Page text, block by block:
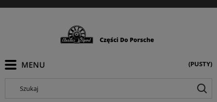
(PUSTY)
Szukaj